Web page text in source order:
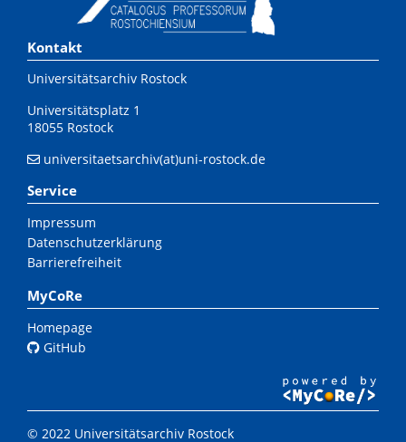
Kontakt
Universitätsarchiv Rostock
Universitätsplatz 1
18055 Rostock
universitaetsarchiv(at)uni-rostock.de
Service
Impressum
Datenschutzerklärung
Barrierefreiheit
MyCoRe
Homepage
GitHub
© 2022 Universitätsarchiv Rostock